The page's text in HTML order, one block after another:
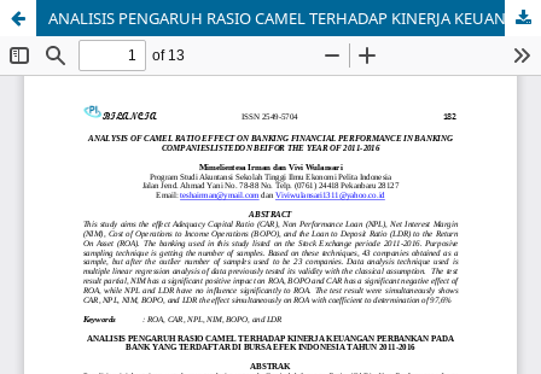
ANALISIS PENGARUH RASIO CAMEL TERHADAP KINERJA KEUANGAN PERBANKAN PADA BANK YANG TERDAFTAR DI BURSA EFEK INDONESIA TAHUN 2011-2016